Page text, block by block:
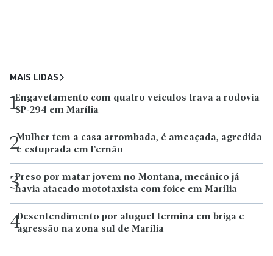
MAIS LIDAS
1Engavetamento com quatro veículos trava a rodovia
SP-294 em Marília
2Mulher tem a casa arrombada, é ameaçada, agredida
e estuprada em Fernão
3Preso por matar jovem no Montana, mecânico já
havia atacado mototaxista com foice em Marília
4Desentendimento por aluguel termina em briga e
agressão na zona sul de Marília